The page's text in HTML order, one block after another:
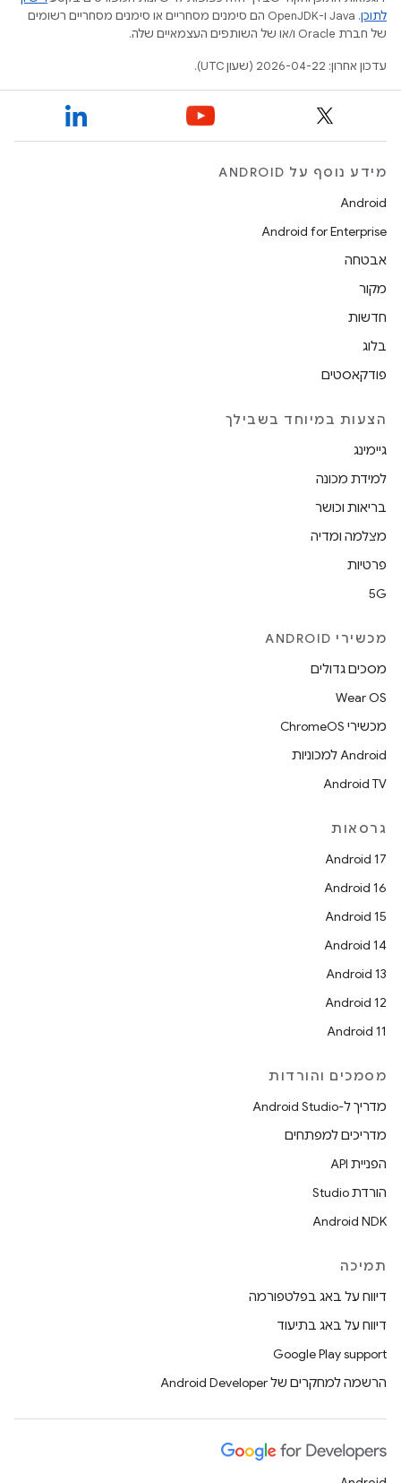
לתוכן
.‏ Java ו-OpenJDK הם סימנים מסחריים או סימנים מסחריים רשומים
של חברת Oracle ו/או של השותפים העצמאיים שלה.
עדכון אחרון: 2026-04-22 (שעון UTC).
מידע נוסף על ANDROID
Android
Android for Enterprise
אבטחה
מקור
חדשות
בלוג
פודקאסטים
הצעות במיוחד בשבילך
גיימינג
למידת מכונה
בריאות וכושר
מצלמה ומדיה
פרטיות
5G
מכשירי ANDROID
מסכים גדולים
Wear OS
מכשירי ChromeOS
Android למכוניות
Android TV
גרסאות
Android 17
Android 16
Android 15
Android 14
Android 13
Android 12
Android 11
מסמכים והורדות
מדריך ל-Android Studio
מדריכים למפתחים
הפניית API
הורדת Studio
Android NDK
תמיכה
דיווח על באג בפלטפורמה
דיווח על באג בתיעוד
Google Play support
הרשמה למחקרים של Android Developer